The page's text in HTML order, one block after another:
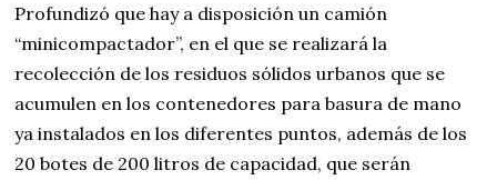
Profundizó que hay a disposición un camión
“minicompactador”, en el que se realizará la
recolección de los residuos sólidos urbanos que se
acumulen en los contenedores para basura de mano
ya instalados en los diferentes puntos, además de los
20 botes de 200 litros de capacidad, que serán